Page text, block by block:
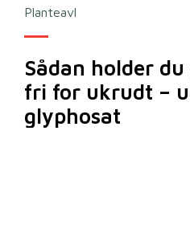
Planteavl
Sådan holder
fri for ukrudt –
glyphosat